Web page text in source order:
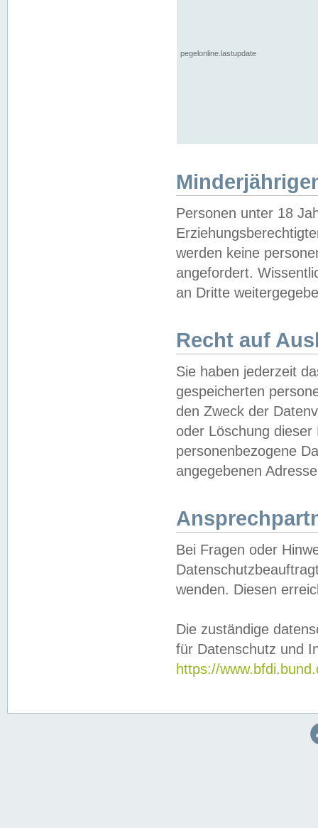
pegelonline.lastupdate
Personen unter 18
werden keine
angefordert.
an Dritte
Recht auf
Sie haben jederzeit
gespeicherten
den Zweck der
oder Löschung
personenbezogene
angegebenen
Bei Fragen oder
wenden. Diesen
Die zuständige
für Datenschutz und
https://